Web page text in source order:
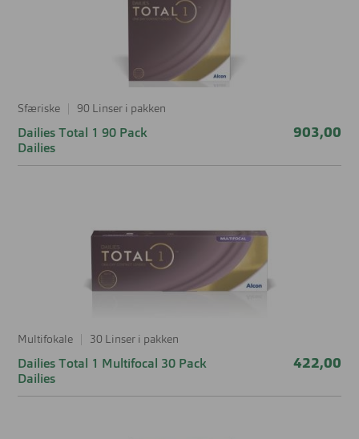
Sfæriske 90 Linser i pakken
Dailies Total 1 90 Pack
Dailies
903,00
Multifokale 30 Linser i pakken
Dailies Total 1 Multifocal 30 Pack
Dailies
422,00